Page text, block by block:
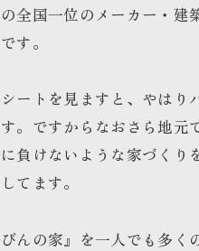
全国一位のメーカー・建
す。
ートを見ますと、やはり
。ですからなおさら地元
負けないような家づくり
てます。
んの家』を一人でも多く